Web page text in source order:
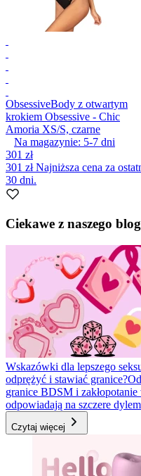
ObsessiveBody z otwartym
krokiem Obsessive - Chic
Amoria XS/S, czarne
Na magazynie: 5-7 dni
301 zł
301 złNajniższa cena za
30 dni.
Ciekawe z naszego
Wskazówki dla lepszego
odprężyć i stawiać granice?
granice BDSM i
odpowiadają na szczere
Czytaj więcej